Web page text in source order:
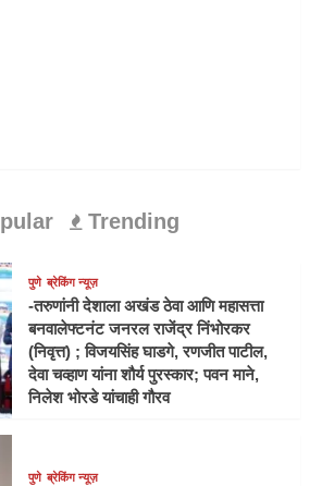
Trending
पुणे ब्रेकिंग न्यूज़
-तरुणांनी देशाला अखंड ठेवा आणि महासत्ता
बनवालेफ्टनंट जनरल राजेंद्र निंभोरकर
(निवृत्त) ; विजयसिंह घाडगे, रणजीत पाटील,
देवा चव्हाण यांना शौर्य पुरस्कार; पवन माने,
निलेश भोरडे यांचाही गौरव
पुणे ब्रेकिंग न्यूज़